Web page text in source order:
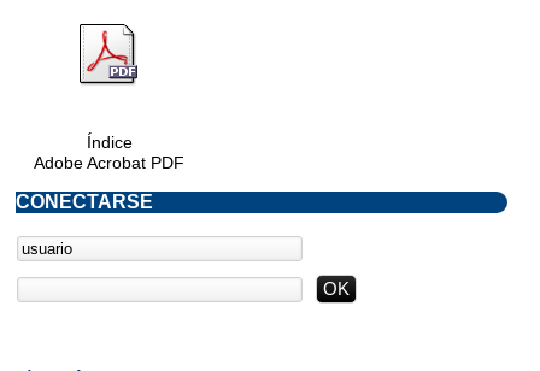
Índice
Adobe Acrobat PDF
CONECTARSE